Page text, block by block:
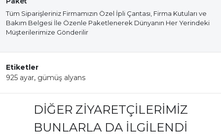
Tüm Siparişleriniz Firmamızın Özel İpli Çantası, Firma Kutuları ve
Bakım Belgesi İle Özenle Paketlenerek Dünyanın Her Yerindeki
Müşterilerimize Gönderilir
Etiketler
925 ayar, gümüş alyans
DIĞER ZIYARETÇILERIMIZ
BUNLARLA DA İLGILENDI